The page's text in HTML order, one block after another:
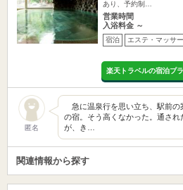
あり、予約制…
営業時間
入浴料金 ～
宿泊 エステ・マッサ
楽天トラベルの宿泊プ
匿名
急に温泉行を思い立ち、駅前の
の宿。そう高くなかった。通さ
が、き…
関連情報から探す